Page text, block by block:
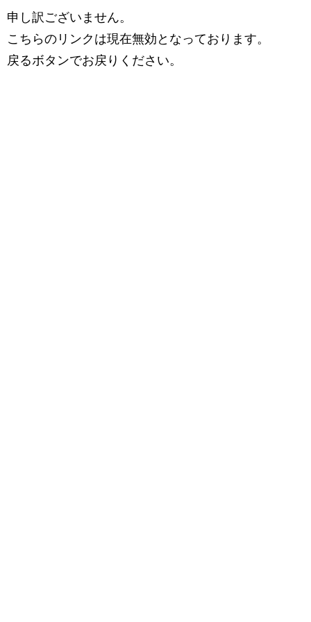
申し訳ございません。
こちらのリンクは現在無効となっております。
戻るボタンでお戻りください。